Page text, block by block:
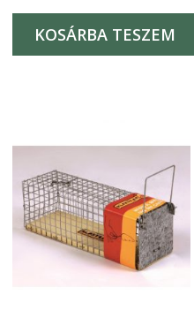
KOSÁRBA TESZEM